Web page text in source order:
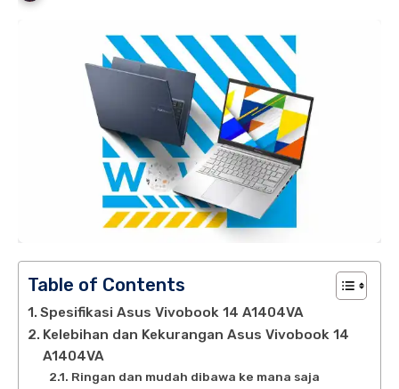
Table of Contents
Spesifikasi Asus Vivobook 14 A1404VA
Kelebihan dan Kekurangan Asus Vivobook 14
A1404VA
Ringan dan mudah dibawa ke mana saja